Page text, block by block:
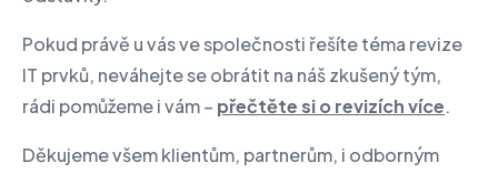
Pokud právě u vás ve společnosti řešíte téma revize
IT prvků, neváhejte se obrátit na náš zkušený tým,
rádi pomůžeme i vám – přečtěte si o revizích více.
Děkujeme všem klientům, partnerům, i odborným